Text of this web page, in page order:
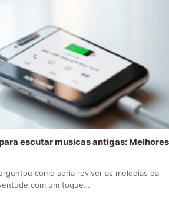
escutar musicas antigas: Melhores
como seria reviver as melodias da
com um toque…